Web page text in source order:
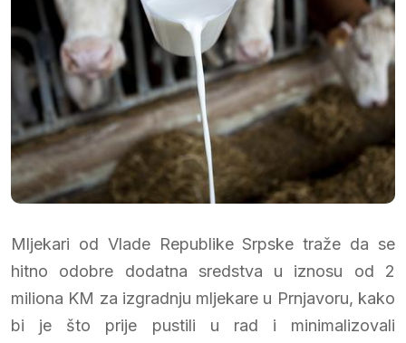
Mljekari od Vlade Republike Srpske traže da se
hitno odobre dodatna sredstva u iznosu od 2
miliona KM za izgradnju mljekare u Prnjavoru, kako
bi je što prije pustili u rad i minimalizovali